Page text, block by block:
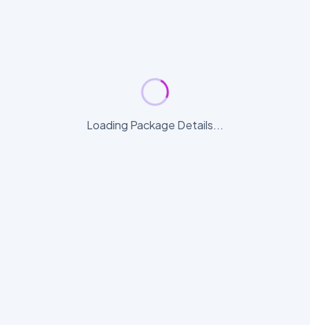
Loading Package Details...